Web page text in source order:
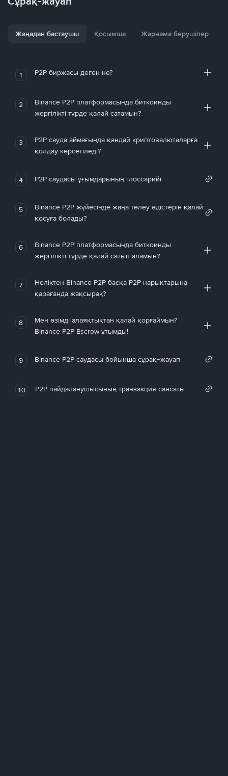
Жаңадан бастаушы Қосымша Жарнама берушілер
1 P2P биржасы деген не?
2
Binance P2P платформасында биткоинды
жергілікті түрде қалай сатамын?
3
P2P сауда аймағында қандай криптовалюталарға
қолдау көрсетіледі?
4 P2P саудасы ұғымдарының глоссарийі
5
Binance P2P жүйесінде жаңа төлеу әдістерін қалай
қосуға болады?
6
Binance P2P платформасында биткоинды
жергілікті түрде қалай сатып аламын?
7
Неліктен Binance P2P басқа P2P нарықтарына
қарағанда жақсырақ?
8
Мен өзімді алаяқтықтан қалай қорғаймын?
Binance P2P Escrow ұтымды!
9 Binance P2P саудасы бойынша сұрақ-жауап
10 P2P пайдаланушысының транзакция саясаты